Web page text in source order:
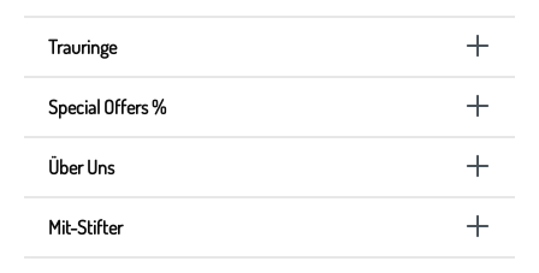
Trauringe
Special Offers %
Über Uns
Mit-Stifter